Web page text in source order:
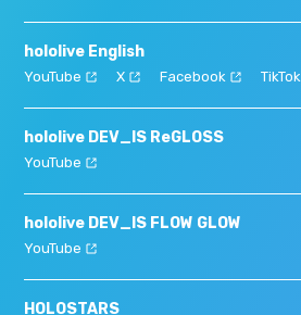
hololive English
YouTube X Facebook TikTok
hololive DEV_IS ReGLOSS
YouTube
hololive DEV_IS FLOW GLOW
YouTube
HOLOSTARS